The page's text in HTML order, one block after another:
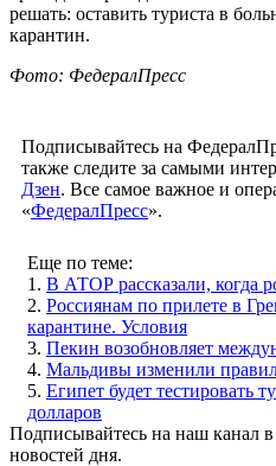
решать: оставить туриста в
карантин.
Фото: ФедералПресс
Подписывайтесь на
также следите за самыми
Дзен. Все самое важное и
«ФедералПресс».
Еще по теме:
1. В АТОР рассказали, когда
2. Россиянам по прилете в
карантине. Условия
3. Пекин возобновляет
4. Мальдивы изменили
5. Египет будет тестировать
долларов
Подписывайтесь на наш канал в
новостей дня.